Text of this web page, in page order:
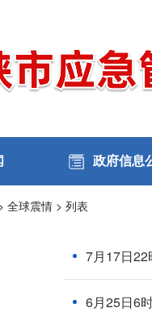
政府信息
全球震情 > 列表
7月17日
6月25日6